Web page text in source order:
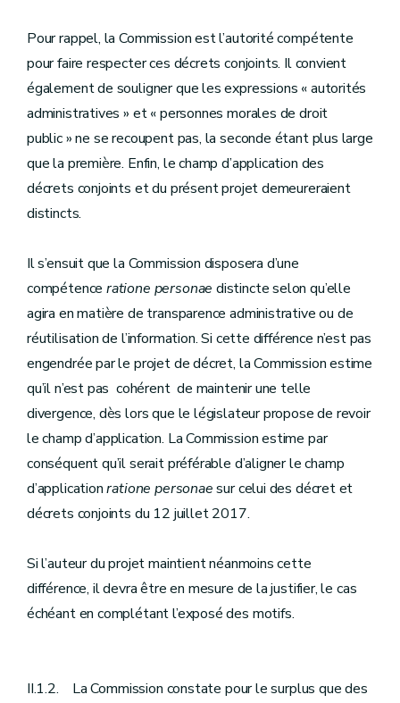
Pour rappel, la Commission est l’autorité compétente
pour faire respecter ces décrets conjoints. Il convient
également de souligner que les expressions « autorités
administratives » et « personnes morales de droit
public » ne se recoupent pas, la seconde étant plus large
que la première. Enfin, le champ d’application des
décrets conjoints et du présent projet demeureraient
distincts.
Il s’ensuit que la Commission disposera d’une
compétenceratione personae distincte selon qu’elle
agira en matière de transparence administrative ou de
réutilisation de l’information. Si cette différence n’est pas
engendrée par le projet de décret, la Commission estime
qu’il n’est pas cohérent de maintenir une telle
divergence, dès lors que le législateur propose de revoir
le champ d’application. La Commission estime par
conséquent qu’il serait préférable d’aligner le champ
d’applicationratione personaesur celui des décret et
décrets conjoints du 12 juillet 2017.
Si l’auteur du projet maintient néanmoins cette
différence, il devra être en mesure de la justifier, le cas
échéant en complétant l’exposé des motifs.
II.1.2. La Commission constate pour le surplus que des